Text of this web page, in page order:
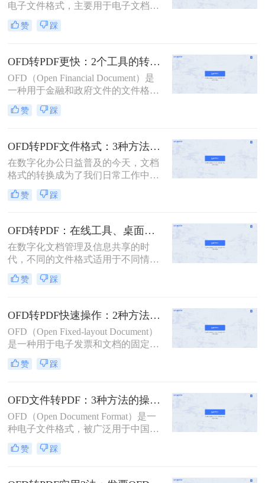
方法。
电子文件格式，主要用于电子文档的
存储和交换。然而，有时候我们需要
将OFD文件转换成PDF格式，以便更
文件如何转换成pdf格式呢？本文将为
您介绍三种简单的方法，帮助您将
OFD文件转换为PDF格式。
赞 踩
OFD转PDF更快：2个工具的转换速度和批量处理能力对比！
OFD（Open Financial Document）是
一种用于金融和政府文件的文件格
式，而PDF（Portable Document
Format）是一种通用的文件格式。在
换为PDF文件格式以更好地满足我们
的需求。
赞 踩
OFD转PDF文件格式：3种方法的转换速度和格式保留对比！
在数字化办公日益普及的今天，文档
格式的转换成为了我们日常工作中不
可或缺的一部分。其中，OFD（Open
Fixed-layout Document）和
为两种常见的电子文档格式，各自有
着独特的应用场景。然而，在某些情
况下，我们可能需要将OFD格式的文
件转换为PDF格式，以便更广泛地使
用和分享。那么ofd怎么转换pdf文件
格式呢？本文将详细介绍OFD转换为
步骤和注意事项。
赞 踩
OFD转PDF：在线工具、桌面软件和数科阅读器，哪个更适合你！
在数字化文档管理及信息共享的时
代，不同的文件格式适用于不同情
境。开放式文档格式（OFD）是中国
推出的一种电子文档文件格式标准，
存储。相比之下，便携文档格式
（PDF）则因其跨平台兼容性与广泛
支持而成为最流行的文件格式之一。
因此，需要将OFD文件转换成PDF格
式是很常见的情况。那么如何将ofd文
件转换成pdf呢？本文将详细介绍三种
转换。
赞 踩
OFD转PDF快速操作：2种方法的转换速度和格式完整性对比！
OFD（Open Fixed-layout Document）
是一种用于电子发票和文档的固定版
式文件格式，广泛应用于中国的政府
和企业中。然而，在实际使用中，有
PDF格式，以便于跨平台共享和编
辑。那么OFD转PDF格式怎么弄呢？
本文将介绍两种实用的方法，帮助您
轻松完成OFD到PDF的转换。
赞 踩
OFD文件转PDF：3种方法的操作步骤和文件大小限制！
OFD（Open Document Format）是一
种电子文件格式，被广泛用于中国的
文档管理和电子出版领域。然而，有
时候我们需要将OFD文件转换为PDF
和设备上共享和查看。那么ofd文件怎
赞 踩